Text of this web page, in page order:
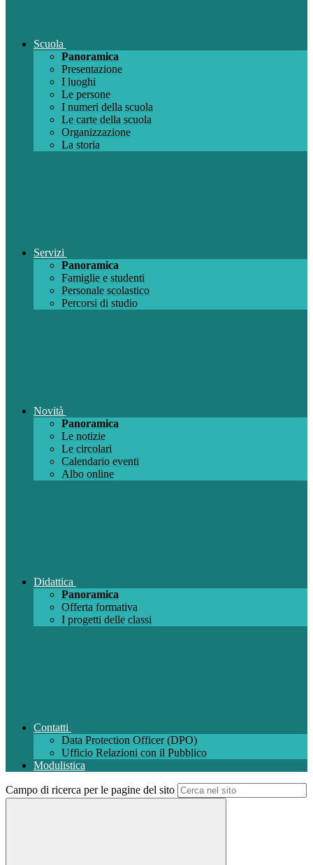
Scuola
Panoramica
Presentazione
I luoghi
Le persone
I numeri della scuola
Le carte della scuola
Organizzazione
La storia
Servizi
Panoramica
Famiglie e studenti
Personale scolastico
Percorsi di studio
Novità
Panoramica
Le notizie
Le circolari
Calendario eventi
Albo online
Didattica
Panoramica
Offerta formativa
I progetti delle classi
Contatti
Data Protection Officer (DPO)
Ufficio Relazioni con il Pubblico
Modulistica
Campo di ricerca per le pagine del sito